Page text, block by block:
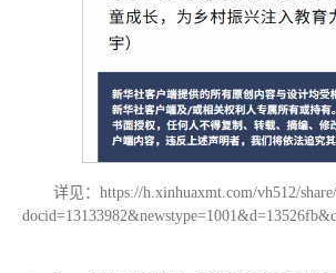
详见：https://h.xinhuaxmt.com/vh512/